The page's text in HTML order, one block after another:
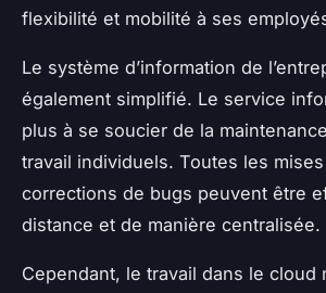
flexibilité et mobilité à ses
Le système d’information de
également simplifié. Le service
plus à se soucier de la
travail individuels. Toutes les
corrections de bugs peuvent être
distance et de manière centralisée.
Cependant, le travail dans le cloud